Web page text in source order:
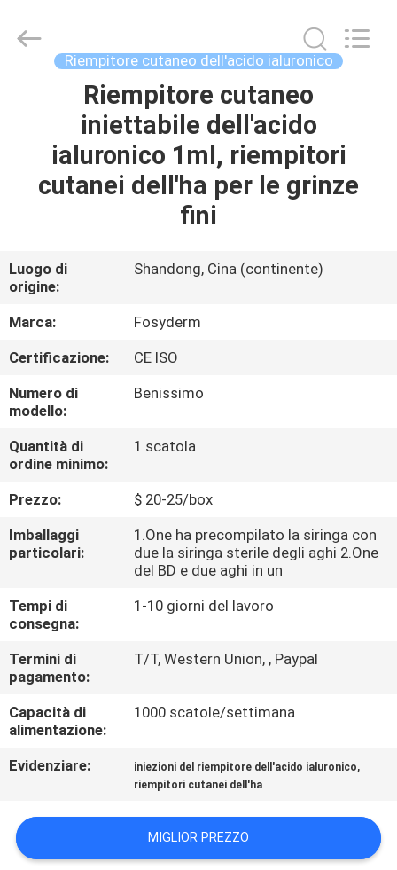
PRODOTTI
NOI
VISITA
ALLA
FABBRICA
CONTROLLO
DELLA
QUALITÀ
CONTATTACI
NOTIZIE
CASI
CHIEDI
UN
PREVENTIVO
SHOPPING
International
Trading
Riempitore cutaneo dell'acido ialuronico
Riempitore cutaneo
iniettabile dell'acido
ialuronico 1ml, riempitori
cutanei dell'ha per le grinze
fini
Luogo di
origine:
Shandong, Cina (continente)
Marca:
Fosyderm
Certificazione:
CE ISO
Numero di
modello:
Benissimo
Quantità di
ordine minimo:
1 scatola
Prezzo:
$ 20-25/box
Imballaggi
particolari:
1.One ha precompilato la siringa con
due la siringa sterile degli aghi 2.One
del BD e due aghi in un
Tempi di
consegna:
1-10 giorni del lavoro
Termini di
pagamento:
T/T, Western Union, , Paypal
Capacità di
alimentazione:
1000 scatole/settimana
Evidenziare: iniezioni del riempitore dell'acido ialuronico,
riempitori cutanei dell'ha
MIGLIOR PREZZO